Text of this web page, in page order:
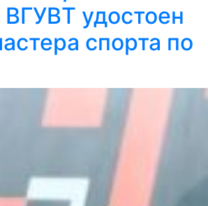
удостоен
спорта по